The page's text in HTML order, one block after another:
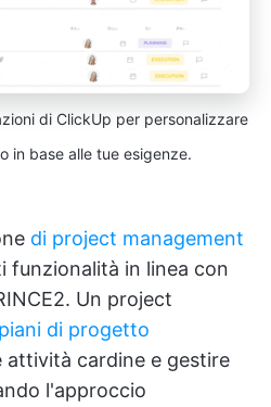
di ClickUp per personalizzare
in base alle tue esigenze.
di project management
funzionalità in linea con
Un project
piani di progetto
cardine e gestire
l'approccio